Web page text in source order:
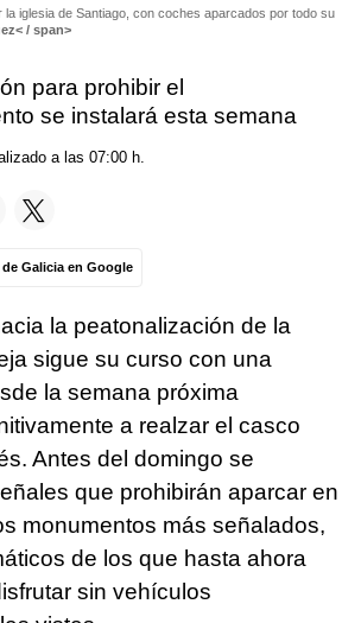
iglesia de Santiago, con coches aparcados por todo su
/ span>
para prohibir el
se instalará esta semana
a las 07:00 h.
Galicia en Google
la peatonalización de la
sigue su curso con una
la semana próxima
a realzar el casco
Antes del domingo se
que prohibirán aparcar en
monumentos más señalados,
de los que hasta ahora
sin vehículos